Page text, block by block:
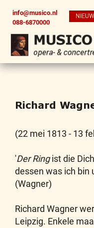
info@musico.nl
088-6870000
Richard
(22 mei 1813 - 13
'Der Ringist die
dessen was ich bin
(Wagner)
Richard Wagner
Leipzig. Enkele